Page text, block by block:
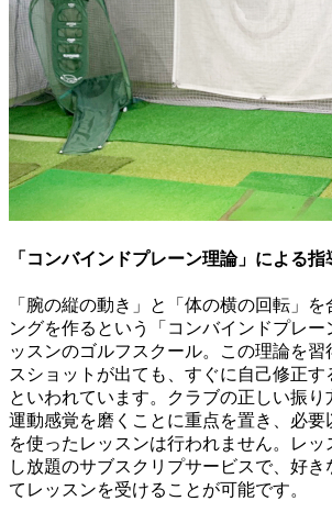
「コンバインドプレーン理論」による
「腕の縦の動き」と「体の横の回転」
ングを作るという「コンバインドプレー
ッスンのゴルフスクール。この理論を習
スショットが出ても、すぐに自己修正す
といわれています。クラブの正しい振り
運動感覚を磨くことに重点を置き、必要
を使ったレッスンは行われません。レッ
し放題のサブスクリプサービスで、好
てレッスンを受けることが可能です。